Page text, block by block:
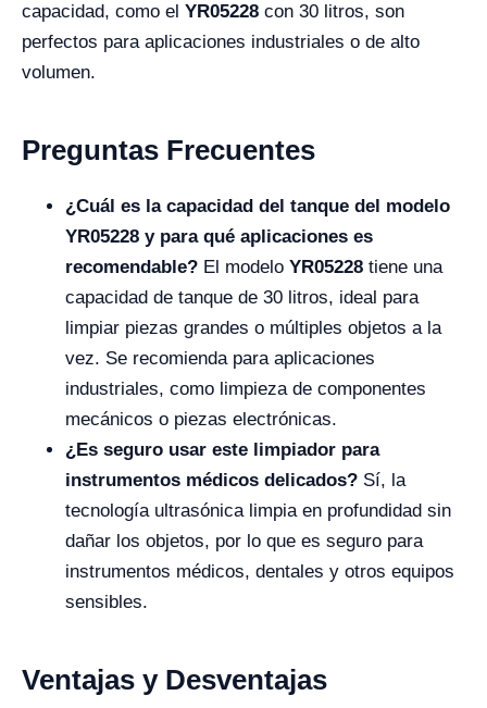
capacidad, como el YR05228 con 30 litros, son
perfectos para aplicaciones industriales o de alto
volumen.
Preguntas Frecuentes
¿Cuál es la capacidad del tanque del modelo
YR05228 y para qué aplicaciones es
recomendable? El modelo YR05228 tiene una
capacidad de tanque de 30 litros, ideal para
limpiar piezas grandes o múltiples objetos a la
vez. Se recomienda para aplicaciones
industriales, como limpieza de componentes
mecánicos o piezas electrónicas.
¿Es seguro usar este limpiador para
instrumentos médicos delicados? Sí, la
tecnología ultrasónica limpia en profundidad sin
dañar los objetos, por lo que es seguro para
instrumentos médicos, dentales y otros equipos
sensibles.
Ventajas y Desventajas